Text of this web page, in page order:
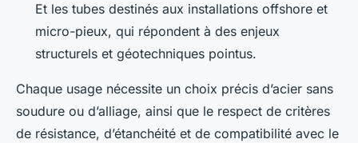
Et les tubes destinés aux installations offshore et
micro-pieux, qui répondent à des enjeux
structurels et géotechniques pointus.
Chaque usage nécessite un choix précis d’acier sans
soudure ou d’alliage, ainsi que le respect de critères
de résistance, d’étanchéité et de compatibilité avec le